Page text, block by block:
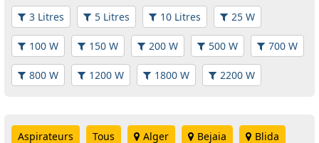
3 Litres 5 Litres 10 Litres 25 W
100 W 150 W 200 W 500 W 700 W
800 W 1200 W 1800 W 2200 W
Aspirateurs Tous Alger Bejaia Blida